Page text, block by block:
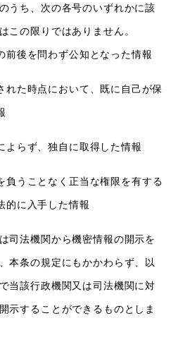
うち、次の各号のいずれかに該
この限りではありません。
前後を問わず公知となった情報
れた時点において、既に自己が保
よらず、独自に取得した情報
負うことなく正当な権限を有する
的に入手した情報
司法機関から機密情報の開示を
本条の規定にもかかわらず、以
当該行政機関又は司法機関に対
示することができるものとしま